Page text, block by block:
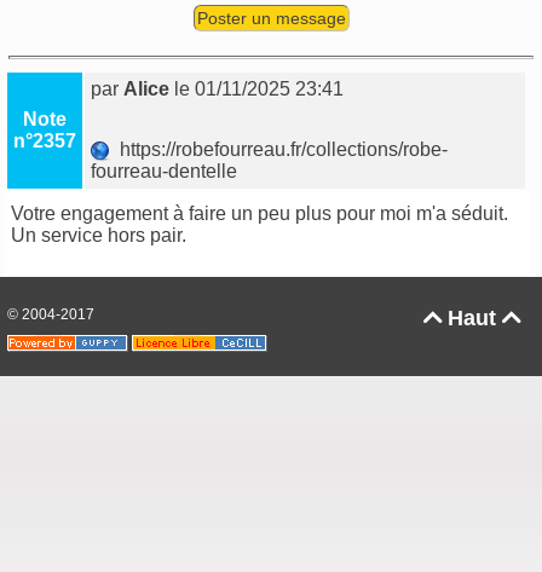
Poster un message
Note
n°2357
par Alice le 01/11/2025 23:41
https://robefourreau.fr/collections/robe-
fourreau-dentelle
Votre engagement à faire un peu plus pour moi m'a séduit.
Un service hors pair.
Haut 
© 2004-2017